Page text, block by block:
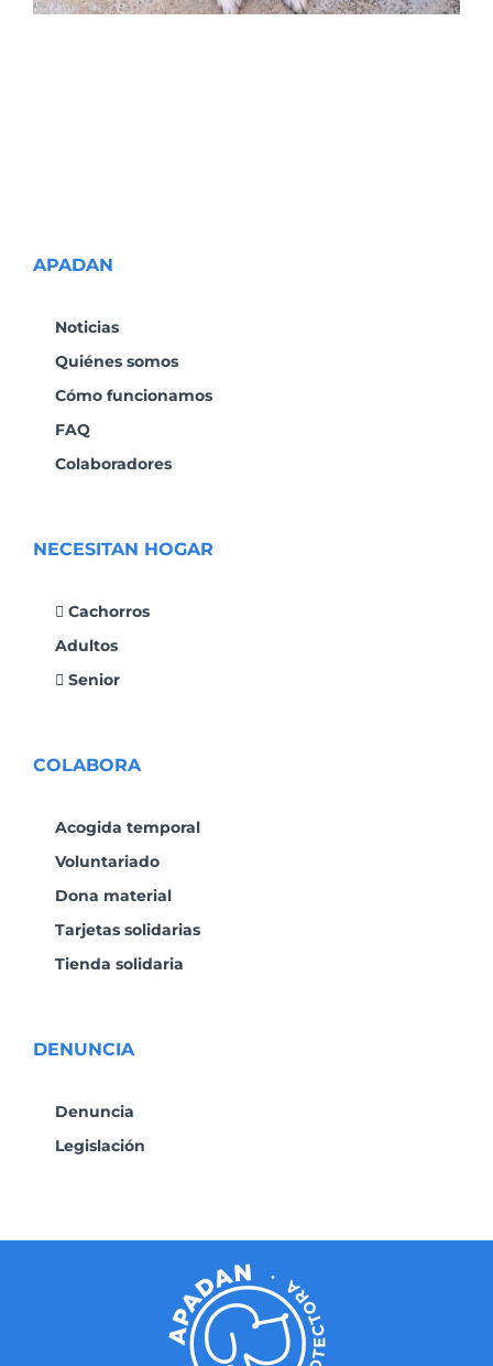
APADAN
Noticias
Quiénes somos
Cómo funcionamos
FAQ
Colaboradores
NECESITAN HOGAR
Cachorros
Adultos
Senior
COLABORA
Acogida temporal
Voluntariado
Dona material
Tarjetas solidarias
Tienda solidaria
DENUNCIA
Denuncia
Legislación